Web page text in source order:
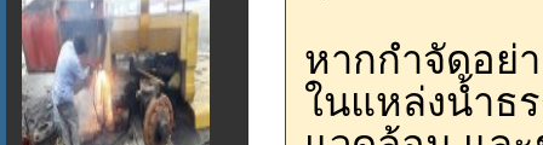
หากกำจัดอย่
ในแหล่งน้ำธ